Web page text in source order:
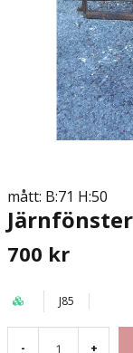
mått: B:71 H:50
700 kr
J85
- +